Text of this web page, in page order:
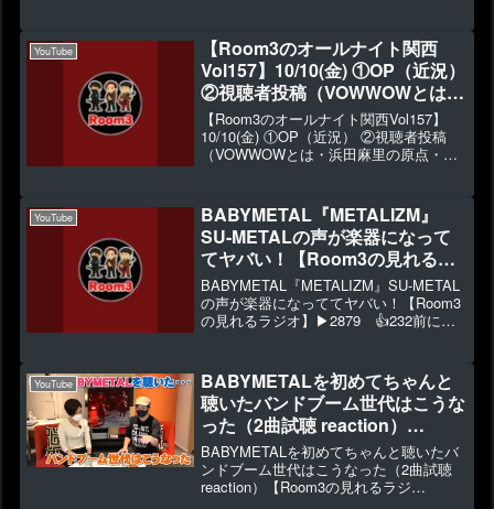
の配信が無いので残念ですが・・・🎤🎸
🥁7/26(土)...
YouTube
【Room3のオールナイト関西
Vol157】10/10(金) ①OP（近況）
②視聴者投稿（VOWWOWとは・
浜田麻里の原点・杉山清貴セルフ
カバー・前川清ファミリー・）
③10月といえば！④ED
【Room3のオールナイト関西Vol157】
10/10(金) ①OP（近況） ②視聴者投稿
（VOWWOWとは・浜田麻里の原点・杉
17【Room3のオールナイト関西V...
YouTube
BABYMETAL『METALIZM』
SU-METALの声が楽器になって
てヤバい！【Room3の見れるラ
ジオ】
BABYMETAL『METALIZM』SU-METAL
の声が楽器になっててヤバい！【Room3
の見れるラジオ】▶2879 👍232前に見
と思ってしまったのですが、ど...
YouTube
BABYMETALを初めてちゃんと
聴いたバンドブーム世代はこうな
った（2曲試聴 reaction）
【Room3の見れるラジ
オ】 （Divine
Attack – 神撃 - ギミチョコ）
BABYMETALを初めてちゃんと聴いたバ
ンドブーム世代はこうなった（2曲試聴
reaction）【Room3の見れるラジ